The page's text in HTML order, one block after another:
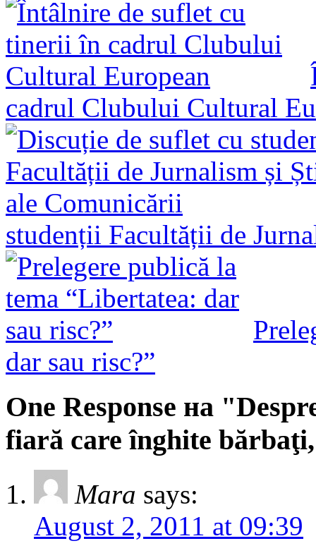
cadrul Clubului Cultural
studenții Facultății de
dar sau risc?”
One Response на
fiară care înghite
Mara says:
August 2, 2011 at 09:39